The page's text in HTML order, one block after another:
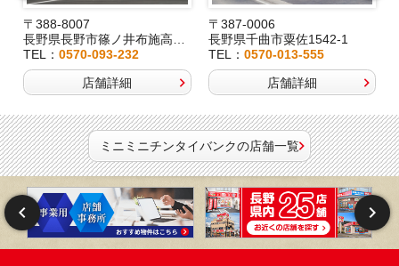
〒388-8007
長野県長野市篠ノ井布施高田407-8
TEL：0570-093-232
店舗詳細
〒387-0006
長野県千曲市粟佐1542-1
TEL： 0570-013-555
店舗詳細
ミニミニチンタイバンクの店舗一覧